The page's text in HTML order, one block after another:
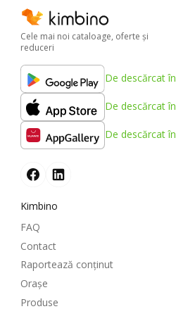
Cele mai noi cataloage, oferte şi
reduceri
De descărcat în
De descărcat în
De descărcat în
Kimbino
FAQ
Contact
Raportează conținut
Oraşe
Produse